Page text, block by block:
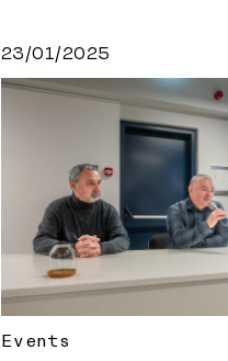
23/01/2025
Events